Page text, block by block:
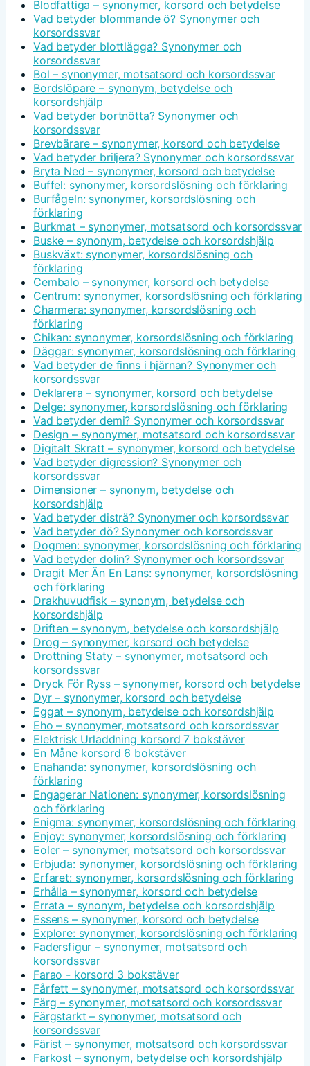
Blodfattiga – synonymer, korsord och betydelse
Vad betyder blommande ö? Synonymer och
korsordssvar
Vad betyder blottlägga? Synonymer och
korsordssvar
Bol – synonymer, motsatsord och korsordssvar
Bordslöpare – synonym, betydelse och
korsordshjälp
Vad betyder bortnötta? Synonymer och
korsordssvar
Brevbärare – synonymer, korsord och betydelse
Vad betyder briljera? Synonymer och korsordssvar
Bryta Ned – synonymer, korsord och betydelse
Buffel: synonymer, korsordslösning och förklaring
Burfågeln: synonymer, korsordslösning och
förklaring
Burkmat – synonymer, motsatsord och korsordssvar
Buske – synonym, betydelse och korsordshjälp
Buskväxt: synonymer, korsordslösning och
förklaring
Cembalo – synonymer, korsord och betydelse
Centrum: synonymer, korsordslösning och förklaring
Charmera: synonymer, korsordslösning och
förklaring
Chikan: synonymer, korsordslösning och förklaring
Däggar: synonymer, korsordslösning och förklaring
Vad betyder de finns i hjärnan? Synonymer och
korsordssvar
Deklarera – synonymer, korsord och betydelse
Delge: synonymer, korsordslösning och förklaring
Vad betyder demi? Synonymer och korsordssvar
Design – synonymer, motsatsord och korsordssvar
Digitalt Skratt – synonymer, korsord och betydelse
Vad betyder digression? Synonymer och
korsordssvar
Dimensioner – synonym, betydelse och
korsordshjälp
Vad betyder disträ? Synonymer och korsordssvar
Vad betyder dö? Synonymer och korsordssvar
Dogmen: synonymer, korsordslösning och förklaring
Vad betyder dolin? Synonymer och korsordssvar
Dragit Mer Än En Lans: synonymer, korsordslösning
och förklaring
Drakhuvudfisk – synonym, betydelse och
korsordshjälp
Driften – synonym, betydelse och korsordshjälp
Drog – synonymer, korsord och betydelse
Drottning Staty – synonymer, motsatsord och
korsordssvar
Dryck För Ryss – synonymer, korsord och betydelse
Dyr – synonymer, korsord och betydelse
Eggat – synonym, betydelse och korsordshjälp
Eho – synonymer, motsatsord och korsordssvar
Elektrisk Urladdning korsord 7 bokstäver
En Måne korsord 6 bokstäver
Enahanda: synonymer, korsordslösning och
förklaring
Engagerar Nationen: synonymer, korsordslösning
och förklaring
Enigma: synonymer, korsordslösning och förklaring
Enjoy: synonymer, korsordslösning och förklaring
Eoler – synonymer, motsatsord och korsordssvar
Erbjuda: synonymer, korsordslösning och förklaring
Erfaret: synonymer, korsordslösning och förklaring
Erhålla – synonymer, korsord och betydelse
Errata – synonym, betydelse och korsordshjälp
Essens – synonymer, korsord och betydelse
Explore: synonymer, korsordslösning och förklaring
Fadersfigur – synonymer, motsatsord och
korsordssvar
Farao - korsord 3 bokstäver
Fårfett – synonymer, motsatsord och korsordssvar
Färg – synonymer, motsatsord och korsordssvar
Färgstarkt – synonymer, motsatsord och
korsordssvar
Färist – synonymer, motsatsord och korsordssvar
Farkost – synonym, betydelse och korsordshjälp